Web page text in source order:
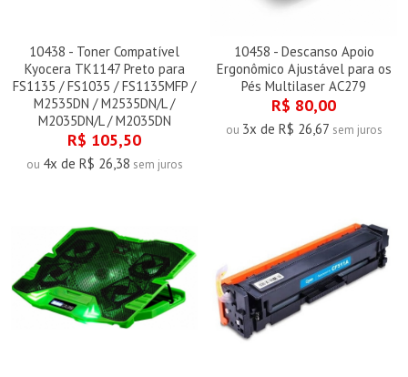
10438 - Toner Compatível
Kyocera TK1147 Preto para
FS1135 / FS1035 / FS1135MFP /
M2535DN / M2535DN/L /
M2035DN/L / M2035DN
R$ 105,50
ou 4x de R$ 26,38 sem juros
10458 - Descanso Apoio
Ergonômico Ajustável para os
Pés Multilaser AC279
R$ 80,00
ou 3x de R$ 26,67 sem juros